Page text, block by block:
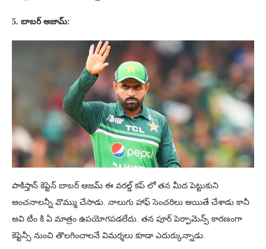
5. బాబర్ అజామ్:
పాకిస్తాన్ కెప్టెన్ బాబర్ ఆజమ్ ఈ వరల్డ్ కప్ లో తన మీద పెట్టుకుని
అంచనాలన్నీ వొమ్ము చేసాడు. నాలుగు హాఫ్ సెంచరిలు అయితే చేశాడు కానీ
అవి టీం కి ఏ మాత్రం ఉపయోగపడలేదు. తన పూర్ పెర్ఫామెన్స్ కారణంగా
కెప్టెన్సీ నుంచి తొలగించాలనే విమర్శలు కూడా ఎదుర్కున్నాడు.